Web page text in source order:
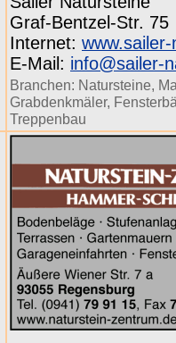
Graf-Bentzel-Str. 75
Internet:
E-Mail: info@sailer-
Branchen: Natursteine,
Grabdenkmäler,
Treppenbau